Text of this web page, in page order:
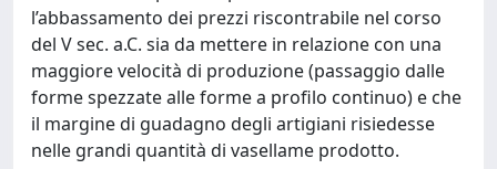
l’abbassamento dei prezzi riscontrabile nel corso
del V sec. a.C. sia da mettere in relazione con una
maggiore velocità di produzione (passaggio dalle
forme spezzate alle forme a profilo continuo) e che
il margine di guadagno degli artigiani risiedesse
nelle grandi quantità di vasellame prodotto.